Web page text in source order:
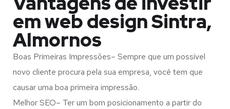
em web design Sintra,
Almornos
Boas Primeiras Impressões– Sempre que um possível
novo cliente procura pela sua empresa, você tem que
causar uma boa primeira impressão.
Melhor SEO– Ter um bom posicionamento a partir do